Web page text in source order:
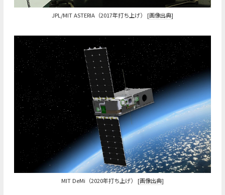
JPL/MIT ASTERIA（2017年打ち上げ） [画像出典]
MIT DeMi（2020年打ち上げ） [画像出典]